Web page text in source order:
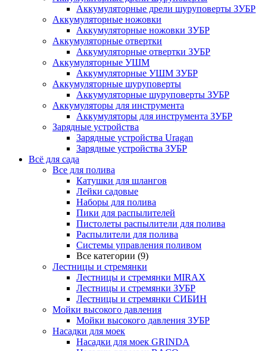
Аккумуляторные дрели шуруповерты ЗУБР
Аккумуляторные ножовки
Аккумуляторные ножовки ЗУБР
Аккумуляторные отвертки
Аккумуляторные отвертки ЗУБР
Аккумуляторные УШМ
Аккумуляторные УШМ ЗУБР
Аккумуляторные шуруповерты
Аккумуляторные шуруповерты ЗУБР
Аккумуляторы для инструмента
Аккумуляторы для инструмента ЗУБР
Зарядные устройства
Зарядные устройства Uragan
Зарядные устройства ЗУБР
Всё для сада
Все для полива
Катушки для шлангов
Лейки садовые
Наборы для полива
Пики для распылителей
Пистолеты распылители для полива
Распылители для полива
Системы управления поливом
Все категории (9)
Лестницы и стремянки
Лестницы и стремянки MIRAX
Лестницы и стремянки ЗУБР
Лестницы и стремянки СИБИН
Мойки высокого давления
Мойки высокого давления ЗУБР
Насадки для моек
Насадки для моек GRINDA